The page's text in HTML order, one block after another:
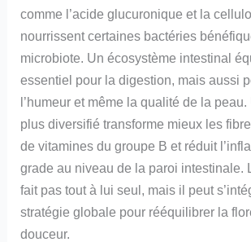
comme l’acide glucuronique et la
nourrissent certaines bactéries
microbiote. Un écosystème intestinal
essentiel pour la digestion, mais aussi
l’humeur et même la qualité de la
plus diversifié transforme mieux les
de vitamines du groupe B et réduit
grade au niveau de la paroi intestinale.
fait pas tout à lui seul, mais il peut
stratégie globale pour rééquilibrer la
douceur.